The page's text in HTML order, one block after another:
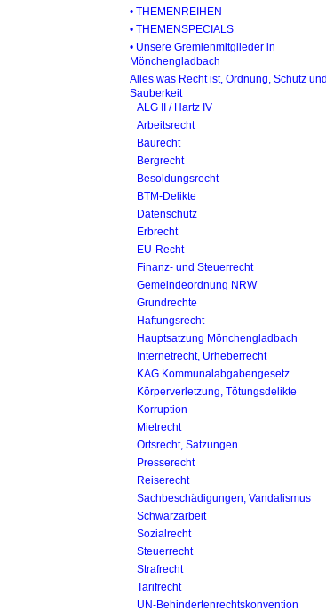
• THEMENREIHEN -
• THEMENSPECIALS
• Unsere Gremienmitglieder in
Mönchengladbach
Alles was Recht ist, Ordnung, Schutz und
Sauberkeit
ALG II / Hartz IV
Arbeitsrecht
Baurecht
Bergrecht
Besoldungsrecht
BTM-Delikte
Datenschutz
Erbrecht
EU-Recht
Finanz- und Steuerrecht
Gemeindeordnung NRW
Grundrechte
Haftungsrecht
Hauptsatzung Mönchengladbach
Internetrecht, Urheberrecht
KAG Kommunalabgabengesetz
Körperverletzung, Tötungsdelikte
Korruption
Mietrecht
Ortsrecht, Satzungen
Presserecht
Reiserecht
Sachbeschädigungen, Vandalismus
Schwarzarbeit
Sozialrecht
Steuerrecht
Strafrecht
Tarifrecht
UN-Behinderten­rechtskonvention